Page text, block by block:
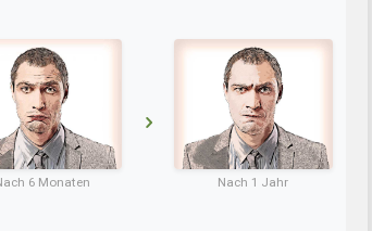
6 Monaten Nach 1 Jahr